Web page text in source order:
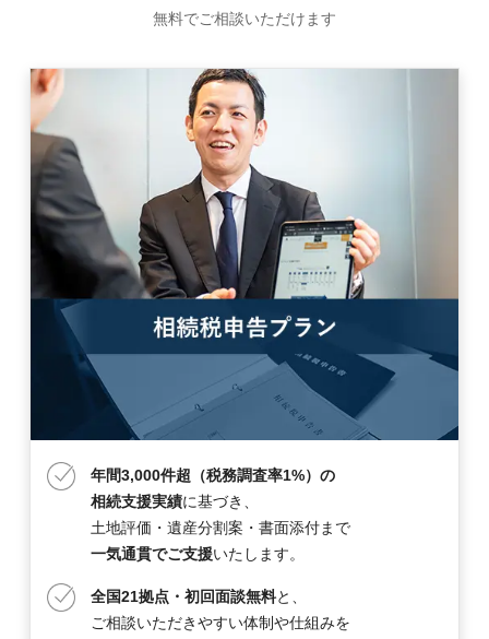
無料でご相談いただけます
年間3,000件超（税務調査率1%）の
相続支援実績に基づき、
土地評価・遺産分割案・書面添付まで
一気通貫でご支援いたします。
全国21拠点・初回面談無料と、
ご相談いただきやすい体制や仕組みを